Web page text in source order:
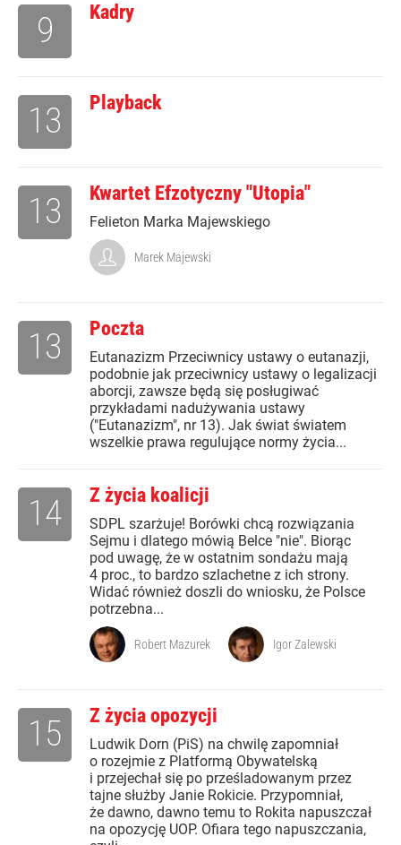
Kadry
9
Playback
13
Kwartet Efzotyczny "Utopia"
Felieton Marka Majewskiego
13
Marek Majewski
Poczta
Eutanazizm Przeciwnicy ustawy o eutanazji,
podobnie jak przeciwnicy ustawy o legalizacji
aborcji, zawsze będą się posługiwać
przykładami nadużywania ustawy
("Eutanazizm", nr 13). Jak świat światem
wszelkie prawa regulujące normy życia...
13
Z życia koalicji
SDPL szarżuje! Borówki chcą rozwiązania
Sejmu i dlatego mówią Belce "nie". Biorąc
pod uwagę, że w ostatnim sondażu mają
4 proc., to bardzo szlachetne z ich strony.
Widać również doszli do wniosku, że Polsce
potrzebna...
14
Robert Mazurek Igor Zalewski
Z życia opozycji
Ludwik Dorn (PiS) na chwilę zapomniał
o rozejmie z Platformą Obywatelską
i przejechał się po prześladowanym przez
tajne służby Janie Rokicie. Przypomniał,
że dawno, dawno temu to Rokita napuszczał
na opozycję UOP. Ofiara tego napuszczania,
15